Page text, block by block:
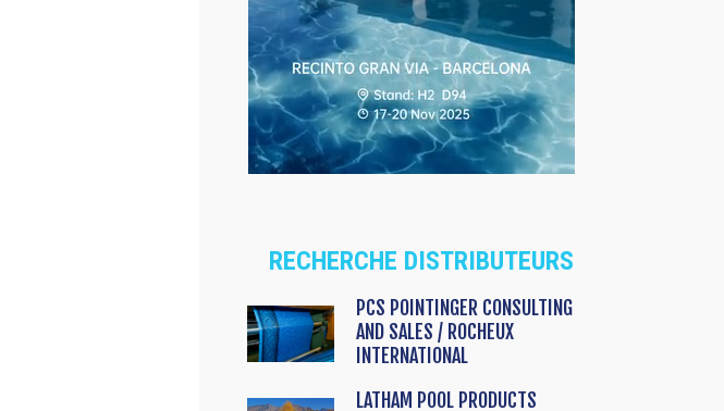
RECHERCHE DISTRIBUTEURS
PCS POINTINGER CONSULTING
AND SALES / ROCHEUX
INTERNATIONAL
LATHAM POOL PRODUCTS